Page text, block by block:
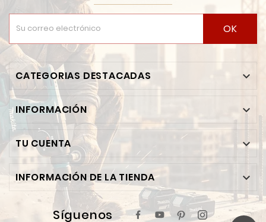
OK
CATEGORIAS DESTACADAS 
INFORMACIÓN 
TU CUENTA 
INFORMACIÓN DE LA TIENDA 
Síguenos